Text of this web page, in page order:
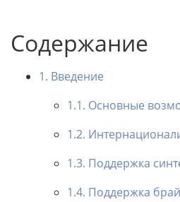
Содержание
1. Введение
1.1. Основные
1.2.
1.3. Поддержка
1.4. Поддержка